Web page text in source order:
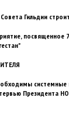
Гильдии
посвященное
системные
Президента